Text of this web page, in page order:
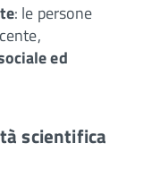
: le persone
ed
scientifica